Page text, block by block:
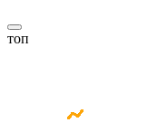
топ